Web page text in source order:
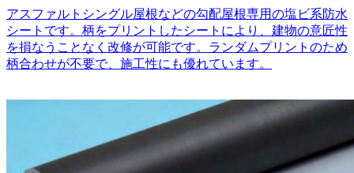
アスファルトシングル屋根などの勾配屋根専用の塩ビ系防水
シートです。柄をプリントしたシートにより、建物の意匠性
を損なうことなく改修が可能です。ランダムプリントのため
柄合わせが不要で、施工性にも優れています。